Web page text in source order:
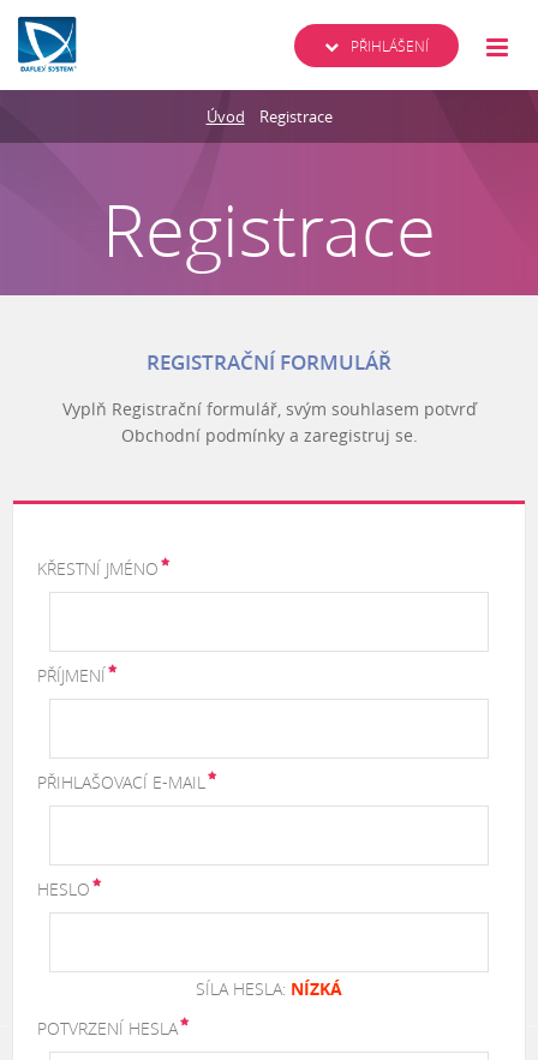
PŘIHLÁŠENÍ
Úvod Registrace
Registrace
REGISTRAČNÍ FORMULÁŘ
Vyplň Registrační formulář, svým souhlasem potvrď
Obchodní podmínky a zaregistruj se.
KŘESTNÍ JMÉNO
PŘÍJMENÍ
PŘIHLAŠOVACÍ E-MAIL
HESLO
SÍLA HESLA: NÍZKÁ
POTVRZENÍ HESLA